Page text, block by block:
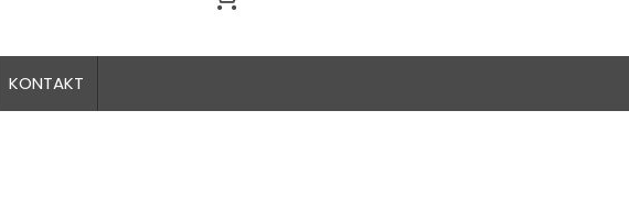
KONTAKT